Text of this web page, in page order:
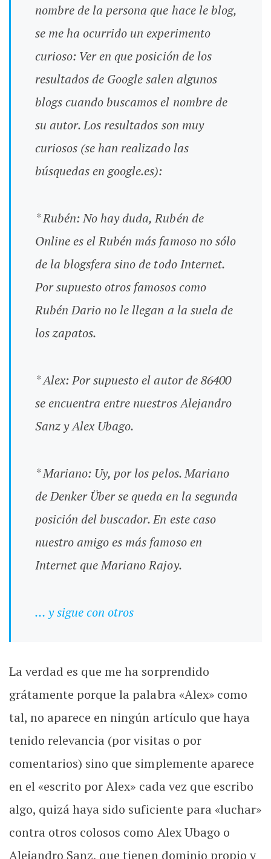
nombre de la persona que hace le blog,
se me ha ocurrido un experimento
curioso: Ver en que posición de los
resultados de Google salen algunos
blogs cuando buscamos el nombre de
su autor. Los resultados son muy
curiosos (se han realizado las
búsquedas en google.es):
* Rubén: No hay duda, Rubén de
Online es el Rubén más famoso no sólo
de la blogsfera sino de todo Internet.
Por supuesto otros famosos como
Rubén Dario no le llegan a la suela de
los zapatos.
* Alex: Por supuesto el autor de 86400
se encuentra entre nuestros Alejandro
Sanz y Alex Ubago.
* Mariano: Uy, por los pelos. Mariano
de Denker Über se queda en la segunda
posición del buscador. En este caso
nuestro amigo es más famoso en
Internet que Mariano Rajoy.
… y sigue con otros
La verdad es que me ha sorprendido
grátamente porque la palabra «Alex» como
tal, no aparece en ningún artículo que haya
tenido relevancia (por visitas o por
comentarios) sino que simplemente aparece
en el «escrito por Alex» cada vez que escribo
algo, quizá haya sido suficiente para «luchar»
contra otros colosos como Alex Ubago o
Alejandro Sanz, que tienen dominio propio y